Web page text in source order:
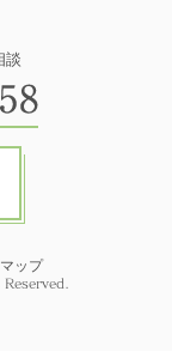
談
ップ